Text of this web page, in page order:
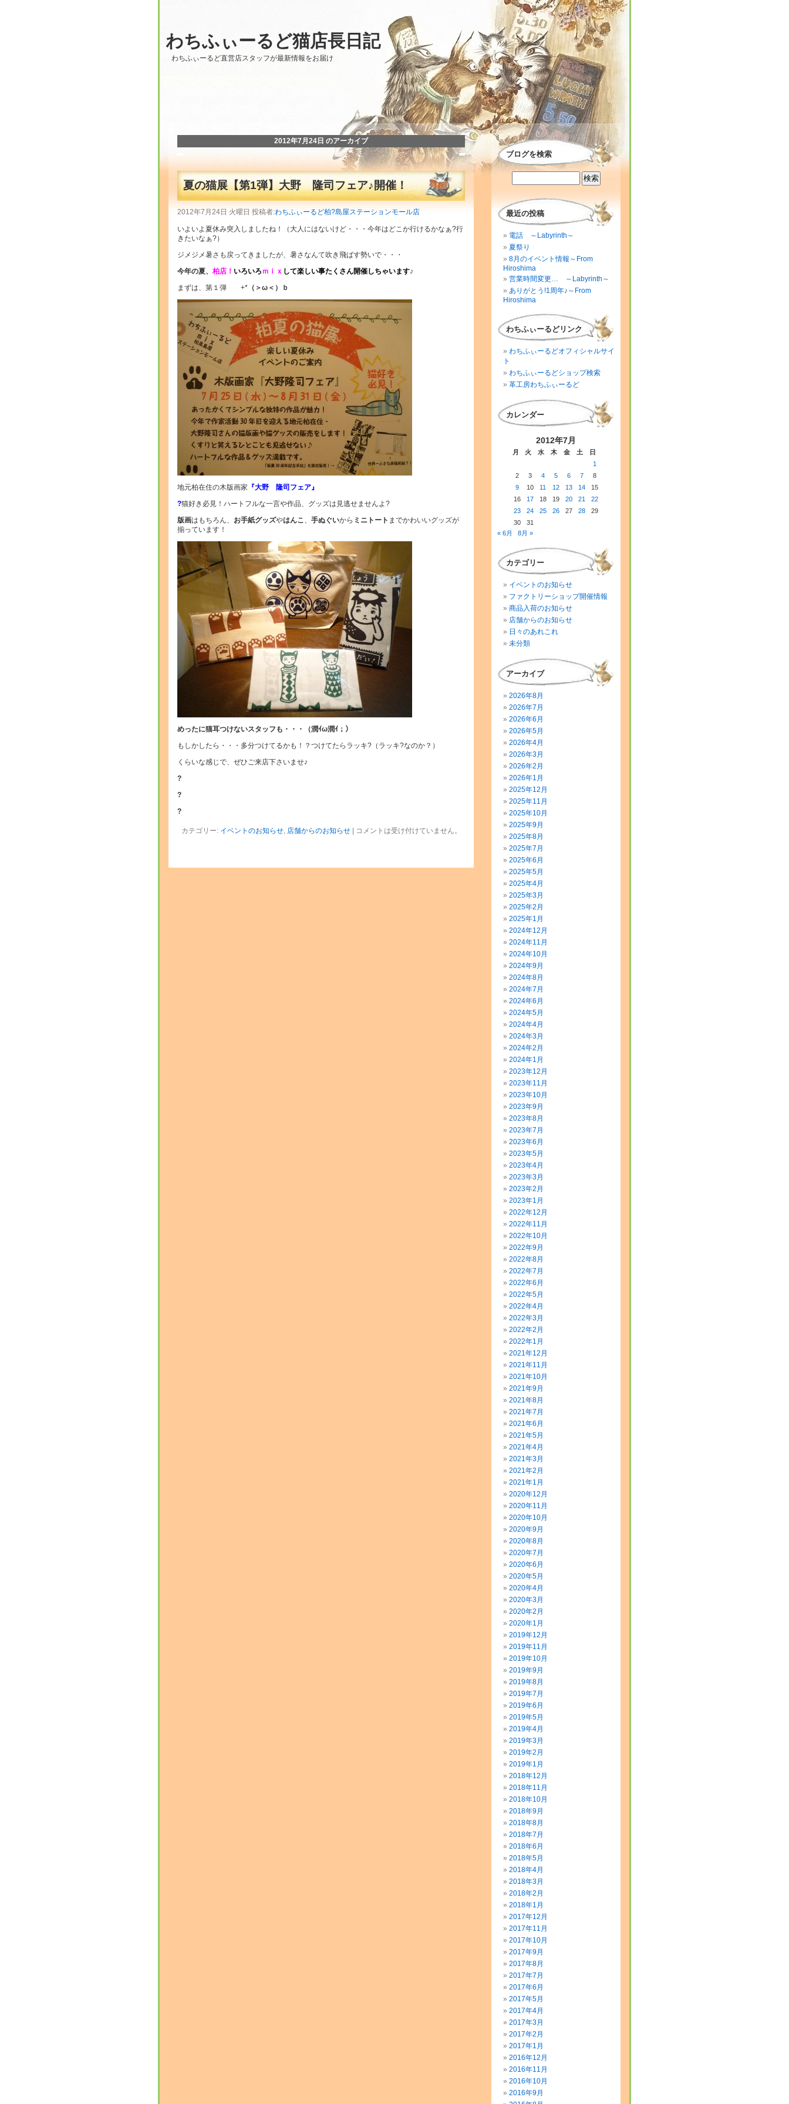
わちふぃーるど猫店長日記
わちふぃーるど直営店スタッフが最新情報をお届け
2012年7月24日 のアーカイブ
夏の猫展【第1弾】大野 隆司フェア♪開催！
2012年7月24日 火曜日 投稿者:わちふぃーるど柏?島屋ステーションモール店
いよいよ夏休み突入しましたね！（大人にはないけど・・・今年はどこか行けるかなぁ?行
きたいなぁ?）
ジメジメ暑さも戻ってきましたが、暑さなんて吹き飛ばす勢いで・・・
今年の夏、 柏店！ いろいろｍｉｘ して楽しい事たくさん開催しちゃいます♪
まずは、第１弾 +* （＞ω＜）ｂ
地元柏在住の木版画家 『大野 隆司フェア』
?猫好き必見！ハートフルな一言や作品、グッズは見逃せませんよ?
版画はもちろん、 お手紙グッズやはんこ、 手ぬぐいから ミニトート までかわいいグッズが
揃っています！
めったに猫耳つけないスタッフも・・・（潤ｲω潤ｲ；）
もしかしたら・・・多分つけてるかも！？つけてたらラッキ?（ラッキ?なのか？）
くらいな感じで、ぜひご来店下さいませ♪
?
?
?
カテゴリー: イベントのお知らせ, 店舗からのお知らせ| コメントは受け付けていません。
ブログを検索
最近の投稿
電話 ～Labyrinth～
夏祭り
8月のイベント情報～From
Hiroshima
営業時間変更… ～Labyrinth～
ありがとう!1周年♪～From
Hiroshima
わちふぃーるどリンク
わちふぃーるどオフィシャルサイ
ト
わちふぃーるどショップ検索
革工房わちふぃーるど
カレンダー
2012年7月
月 火 水 木 金 土
日
1
2
3 4 5 6 7
8
9
10 11 12 13 14
15
16
17 18 19 20 21
22
23
24 25 26 27 28
29
30
31
« 6月
8月 »
カテゴリー
イベントのお知らせ
ファクトリーショップ開催情報
商品入荷のお知らせ
店舗からのお知らせ
日々のあれこれ
未分類
アーカイブ
2026年8月
2026年7月
2026年6月
2026年5月
2026年4月
2026年3月
2026年2月
2026年1月
2025年12月
2025年11月
2025年10月
2025年9月
2025年8月
2025年7月
2025年6月
2025年5月
2025年4月
2025年3月
2025年2月
2025年1月
2024年12月
2024年11月
2024年10月
2024年9月
2024年8月
2024年7月
2024年6月
2024年5月
2024年4月
2024年3月
2024年2月
2024年1月
2023年12月
2023年11月
2023年10月
2023年9月
2023年8月
2023年7月
2023年6月
2023年5月
2023年4月
2023年3月
2023年2月
2023年1月
2022年12月
2022年11月
2022年10月
2022年9月
2022年8月
2022年7月
2022年6月
2022年5月
2022年4月
2022年3月
2022年2月
2022年1月
2021年12月
2021年11月
2021年10月
2021年9月
2021年8月
2021年7月
2021年6月
2021年5月
2021年4月
2021年3月
2021年2月
2021年1月
2020年12月
2020年11月
2020年10月
2020年9月
2020年8月
2020年7月
2020年6月
2020年5月
2020年4月
2020年3月
2020年2月
2020年1月
2019年12月
2019年11月
2019年10月
2019年9月
2019年8月
2019年7月
2019年6月
2019年5月
2019年4月
2019年3月
2019年2月
2019年1月
2018年12月
2018年11月
2018年10月
2018年9月
2018年8月
2018年7月
2018年6月
2018年5月
2018年4月
2018年3月
2018年2月
2018年1月
2017年12月
2017年11月
2017年10月
2017年9月
2017年8月
2017年7月
2017年6月
2017年5月
2017年4月
2017年3月
2017年2月
2017年1月
2016年12月
2016年11月
2016年10月
2016年9月